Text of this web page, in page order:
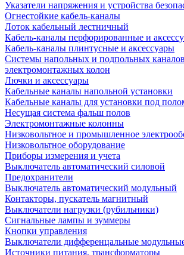
Указатели напряжения и устройства
Огнестойкие кабель-каналы
Лоток кабельный лестничный
Кабель-каналы перфорированные и
Кабель-каналы плинтусные и аксессуары
Системы напольных и подпольных
электромонтажных колон
Лючки и аксессуары
Кабельные каналы напольной установки
Кабельные каналы для установки под
Несущая система фальш полов
Электромонтажные колонны
Низковольтное и промышленное
Низковольтное оборудование
Приборы измерения и учета
Выключатель автоматический силовой
Предохранители
Выключатель автоматический модульный
Контакторы, пускатель магнитный
Выключатели нагрузки (рубильники)
Сигнальные лампы и зуммеры
Кнопки управления
Выключатели дифференцальные
Источники питания, трансформаторы